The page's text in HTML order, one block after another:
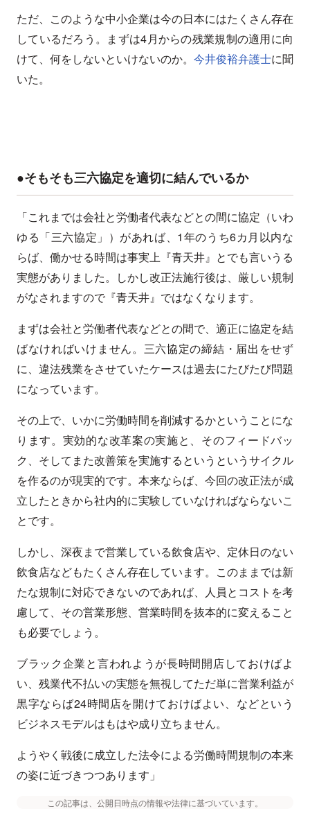
ただ、このような中小企業は今の日本にはたくさん存在
しているだろう。まずは4月からの残業規制の適用に向
けて、何をしないといけないのか。 今井俊裕弁護士に聞
いた。
●そもそも三六協定を適切に結んでいるか
「これまでは会社と労働者代表などとの間に協定（いわ
ゆる「三六協定」）があれば、1年のうち6カ月以内な
らば、働かせる時間は事実上『青天井』とでも言いうる
実態がありました。しかし改正法施行後は、厳しい規制
がなされますので『青天井』ではなくなります。
まずは会社と労働者代表などとの間で、適正に協定を結
ばなければいけません。三六協定の締結・届出をせず
に、違法残業をさせていたケースは過去にたびたび問題
になっています。
その上で、いかに労働時間を削減するかということにな
ります。実効的な改革案の実施と、そのフィードバッ
ク、そしてまた改善策を実施するというというサイクル
を作るのが現実的です。本来ならば、今回の改正法が成
立したときから社内的に実験していなければならないこ
とです。
しかし、深夜まで営業している飲食店や、定休日のない
飲食店などもたくさん存在しています。このままでは新
たな規制に対応できないのであれば、人員とコストを考
慮して、その営業形態、営業時間を抜本的に変えること
も必要でしょう。
ブラック企業と言われようが長時間開店しておけばよ
い、残業代不払いの実態を無視してただ単に営業利益が
黒字ならば24時間店を開けておけばよい、などという
ビジネスモデルはもはや成り立ちません。
ようやく戦後に成立した法令による労働時間規制の本来
の姿に近づきつつあります」
この記事は、公開日時点の情報や法律に基づいています。